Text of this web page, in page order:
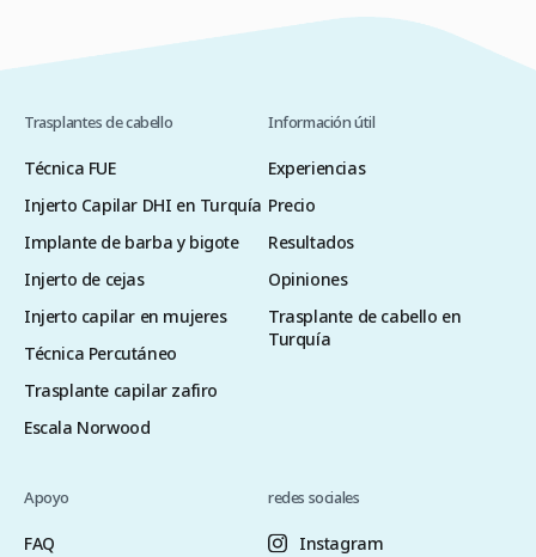
Trasplantes de cabello
Técnica FUE
Injerto Capilar DHI en Turquía
Implante de barba y bigote
Injerto de cejas
Injerto capilar en mujeres
Técnica Percutáneo
Trasplante capilar zafiro
Escala Norwood
Información útil
Experiencias
Precio
Resultados
Opiniones
Trasplante de cabello en
Turquía
Apoyo
FAQ
redes sociales
Instagram